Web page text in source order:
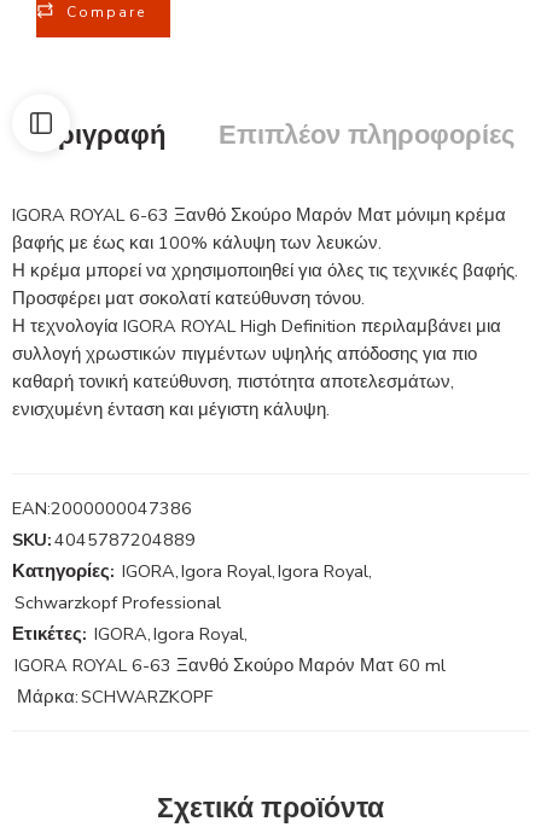
Compare
Περιγραφή Επιπλέον πληροφορίες
IGORA ROYAL 6-63 Ξανθό Σκούρο Μαρόν Ματ μόνιμη κρέμα
βαφής με έως και 100% κάλυψη των λευκών.
Η κρέμα μπορεί να χρησιμοποιηθεί για όλες τις τεχνικές βαφής.
Προσφέρει ματ σοκολατί κατεύθυνση τόνου.
Η τεχνολογία IGORA ROYAL High Definition περιλαμβάνει μια
συλλογή χρωστικών πιγμέντων υψηλής απόδοσης για πιο
καθαρή τονική κατεύθυνση, πιστότητα αποτελεσμάτων,
ενισχυμένη ένταση και μέγιστη κάλυψη.
EAN:2000000047386
SKU:4045787204889
Κατηγορίες: IGORA,Igora Royal,Igora Royal,
Schwarzkopf Professional
Ετικέτες: IGORA,Igora Royal,
IGORA ROYAL 6-63 Ξανθό Σκούρο Μαρόν Ματ 60 ml
Μάρκα:SCHWARZKOPF
Σχετικά προϊόντα